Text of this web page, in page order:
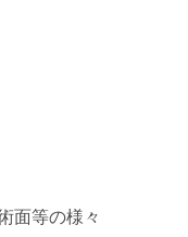
面等の様々